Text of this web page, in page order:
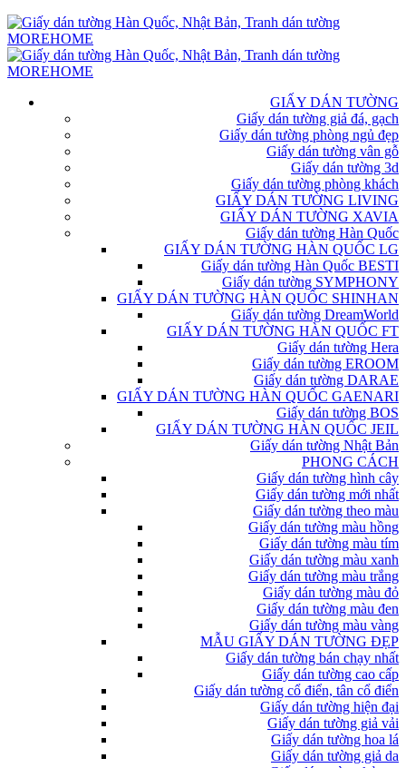
GIẤY DÁN TƯỜNG
Giấy dán tường giả đá, gạch
Giấy dán tường phòng ngủ đẹp
Giấy dán tường vân gỗ
Giấy dán tường 3d
Giấy dán tường phòng khách
GIẤY DÁN TƯỜNG LIVING
GIẤY DÁN TƯỜNG XAVIA
Giấy dán tường Hàn Quốc
GIẤY DÁN TƯỜNG HÀN QUỐC LG
Giấy dán tường Hàn Quốc BESTI
Giấy dán tường SYMPHONY
GIẤY DÁN TƯỜNG HÀN QUỐC SHINHAN
Giấy dán tường DreamWorld
GIẤY DÁN TƯỜNG HÀN QUỐC FT
Giấy dán tường Hera
Giấy dán tường EROOM
Giấy dán tường DARAE
GIẤY DÁN TƯỜNG HÀN QUỐC GAENARI
Giấy dán tường BOS
GIẤY DÁN TƯỜNG HÀN QUỐC JEIL
Giấy dán tường Nhật Bản
PHONG CÁCH
Giấy dán tường hình cây
Giấy dán tường mới nhất
Giấy dán tường theo màu
Giấy dán tường màu hồng
Giấy dán tường màu tím
Giấy dán tường màu xanh
Giấy dán tường màu trắng
Giấy dán tường màu đỏ
Giấy dán tường màu đen
Giấy dán tường màu vàng
MẪU GIẤY DÁN TƯỜNG ĐẸP
Giấy dán tường bán chạy nhất
Giấy dán tường cao cấp
Giấy dán tường cổ điển, tân cổ điển
Giấy dán tường hiện đại
Giấy dán tường giả vải
Giấy dán tường hoa lá
Giấy dán tường giả da